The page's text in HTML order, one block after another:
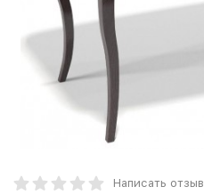
Написать отзыв